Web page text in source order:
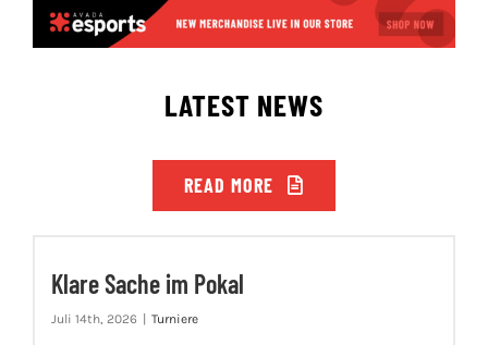
LATEST NEWS
READ MORE
Klare Sache im Pokal
Juli 14th, 2026 | Turniere